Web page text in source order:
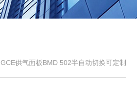
GCE供气面板BMD 502半自动切换可定制